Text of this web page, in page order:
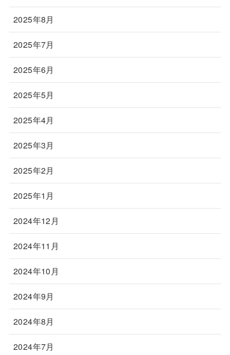
2025年8月
2025年7月
2025年6月
2025年5月
2025年4月
2025年3月
2025年2月
2025年1月
2024年12月
2024年11月
2024年10月
2024年9月
2024年8月
2024年7月